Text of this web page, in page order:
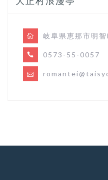
岐阜県恵那市明
0573-55-0057